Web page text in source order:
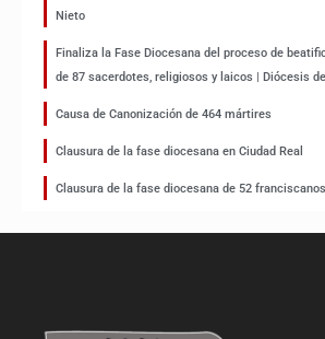
Nieto
Finaliza la Fase Diocesana del proceso de
de 87 sacerdotes, religiosos y laicos | Diócesis
Causa de Canonización de 464 mártires
Clausura de la fase diocesana en Ciudad Real
Clausura de la fase diocesana de 52 franciscanos